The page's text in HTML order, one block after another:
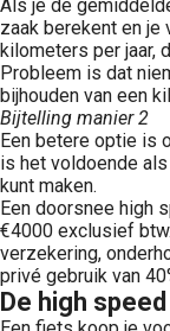
Als je de
zaak berekent en je
kilometers per jaar,
Probleem is dat
bijhouden van een
Bijtelling manier 2
Een betere optie is
is het voldoende
kunt maken.
Een doorsnee high
€4000 exclusief
verzekering,
privé gebruik van
De high